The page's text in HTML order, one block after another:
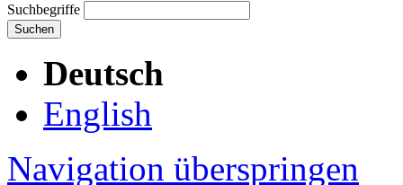
Suchbegriffe
Suchen
Deutsch
English
Navigation überspringen